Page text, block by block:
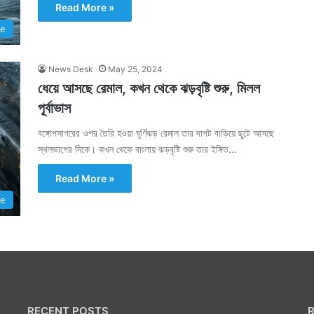
Read More »
News Desk May 25, 2024
ধেয়ে আসছে রেমাল, কখন থেকে ঝড়বৃষ্টি শুরু, মিলল
পূর্বাভাস
বঙ্গোপসাগরের ওপর তৈরি হওয়া ঘূর্ণিঝড় রেমাল তার দাপট বাড়িয়ে ছুটে আসছে
স্থলভাগের দিকে। কখন থেকে বাংলায় ঝড়বৃষ্টি শুরু তার ইঙ্গিত…
Read More »
RECENT POSTS